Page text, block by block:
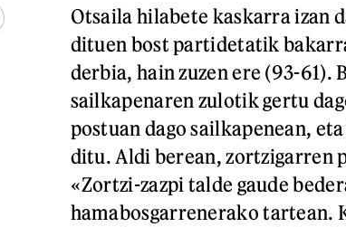
Otsaila hilabete kaskarra izan
dituen bost partidetatik
derbia, hain zuzen ere (93-
sailkapenaren zulotik gertu
postuan dago sailkapenean,
ditu. Aldi berean, zortzigarren
«Zortzi-zazpi talde gaude
hamabosgarrenerako tartean.